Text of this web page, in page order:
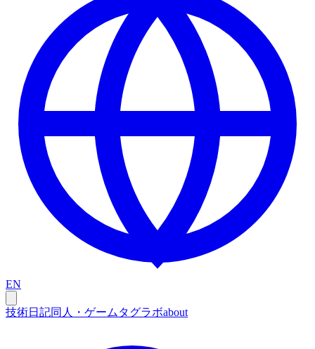
EN
技術日記同人・ゲーム タグラボabout